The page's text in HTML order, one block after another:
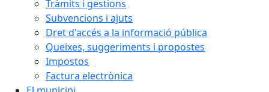
Tràmits i gestions
Subvencions i ajuts
Dret d'accés a la informació pública
Queixes, suggeriments i propostes
Impostos
Factura electrònica